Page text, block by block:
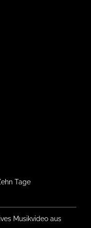
Tage
Musikvideo aus